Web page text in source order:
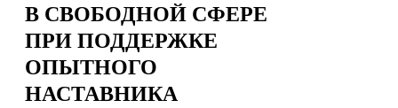
В СВОБОДНОЙ СФЕРЕ
ПРИ ПОДДЕРЖКЕ
ОПЫТНОГО
НАСТАВНИКА